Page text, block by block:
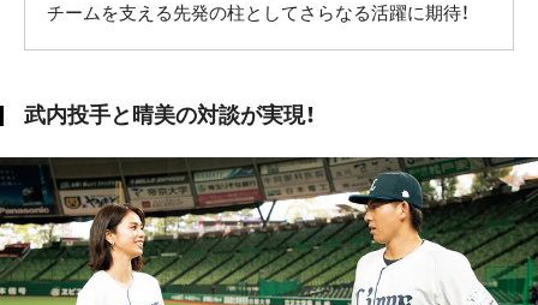
チームを支える先発の柱としてさらなる活躍に期待！
武内投手と晴美の対談が実現！